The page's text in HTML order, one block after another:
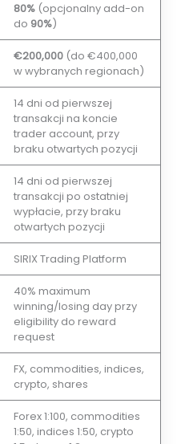
80% (opcjonalny add-on
do 90%)
€200,000 (do €400,000
w wybranych regionach)
14 dni od pierwszej
transakcji na koncie
trader account, przy
braku otwartych pozycji
14 dni od pierwszej
transakcji po ostatniej
wypłacie, przy braku
otwartych pozycji
SIRIX Trading Platform
40% maximum
winning/losing day przy
eligibility do reward
request
FX, commodities, indices,
crypto, shares
Forex 1:100, commodities
1:50, indices 1:50, crypto